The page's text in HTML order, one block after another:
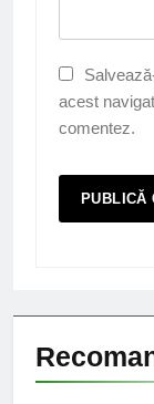
acest
comentez.